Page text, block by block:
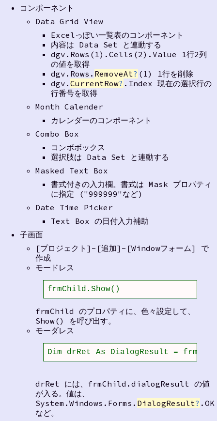
コンポーネント
Data Grid View
Excelっぽい一覧表のコンポーネント
内容は Data Set と連動する
dgv.Rows(1).Cells(2).Value 1行2列
の値を取得
dgv.Rows. RemoveAt? (1) 1行を削除
dgv. CurrentRow? .Index 現在の選択行の
行番号を取得
Month Calender
カレンダーのコンポーネント
Combo Box
コンボボックス
選択肢は Data Set と連動する
Masked Text Box
書式付きの入力欄。書式は Mask プロパティ
に指定 ("999999"など)
Date Time Picker
Text Box の日付入力補助
子画面
[プロジェクト]-[追加]-[Windowフォーム] で
作成
モードレス
frmChild.Show()
frmChild のプロパティに、色々設定して、
Show() を呼び出す。
モーダレス
Dim drRet As DialogResult =
drRet には、frmChild.dialogResult の値
が入る。値は、
System.Windows.Forms. DialogResult? .OK
など。